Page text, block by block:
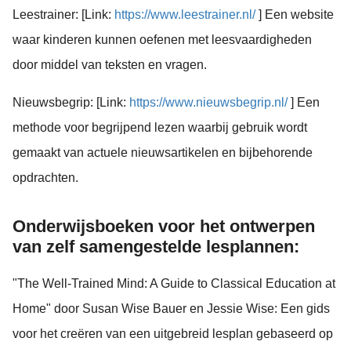
Leestrainer: [Link: https://www.leestrainer.nl/] Een website
waar kinderen kunnen oefenen met leesvaardigheden
door middel van teksten en vragen.
Nieuwsbegrip: [Link: https://www.nieuwsbegrip.nl/] Een
methode voor begrijpend lezen waarbij gebruik wordt
gemaakt van actuele nieuwsartikelen en bijbehorende
opdrachten.
Onderwijsboeken voor het ontwerpen
van zelf samengestelde lesplannen:
"The Well-Trained Mind: A Guide to Classical Education at
Home" door Susan Wise Bauer en Jessie Wise: Een gids
voor het creëren van een uitgebreid lesplan gebaseerd op